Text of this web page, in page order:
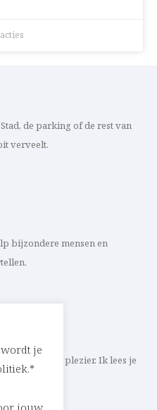
de parking of de rest van
verveelt.
bijzondere mensen en
Met veel plezier. Ik lees je
je